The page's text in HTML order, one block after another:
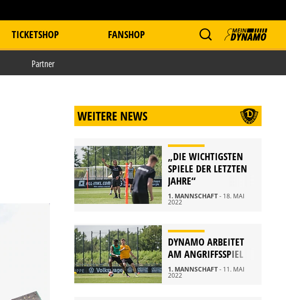
TICKETSHOP FANSHOP
Partner
WEITERE NEWS
„DIE WICHTIGSTEN
SPIELE DER LETZTEN
JAHRE“
1. MANNSCHAFT- 18. MAI
2022
DYNAMO ARBEITET
AM ANGRIFFSSPIEL
1. MANNSCHAFT- 11. MAI
2022